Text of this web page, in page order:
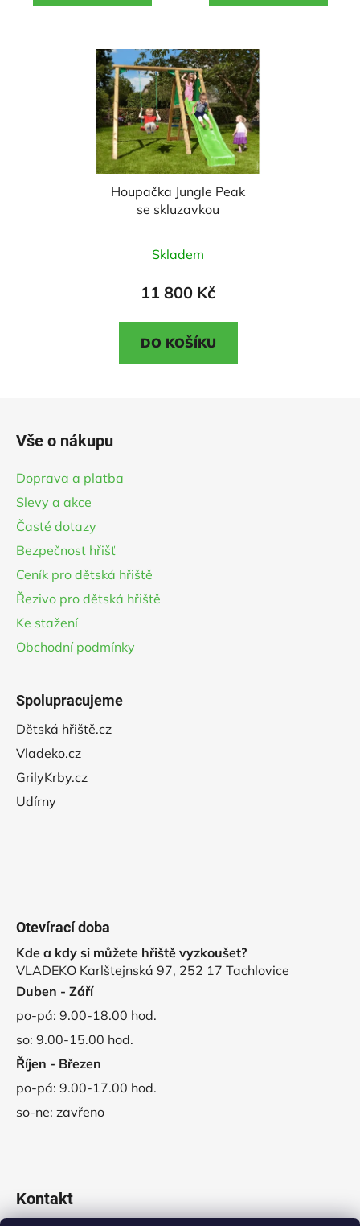
Houpačka Jungle Peak
se skluzavkou
hodnocení
produktu
z
Skladem
11 800 Kč
DO KOŠÍKU
Vše o nákupu
Doprava a platba
Slevy a akce
Časté dotazy
Bezpečnost hřišť
Ceník pro dětská hřiště
Řezivo pro dětská hřiště
Ke stažení
Obchodní podmínky
Spolupracujeme
Dětská hřiště.cz
Vladeko.cz
GrilyKrby.cz
Udírny
Otevírací doba
Kde a kdy si můžete hřiště vyzkoušet?
VLADEKO Karlštejnská 97, 252 17 Tachlovice
Duben - Září
po-pá: 9.00-18.00 hod.
so: 9.00-15.00 hod.
Říjen - Březen
po-pá: 9.00-17.00 hod.
so-ne: zavřeno
Kontakt